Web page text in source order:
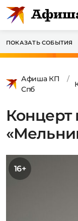
ПОКАЗАТЬ СОБЫТИЯ
Афиша КП
Спб
Концерт
16+